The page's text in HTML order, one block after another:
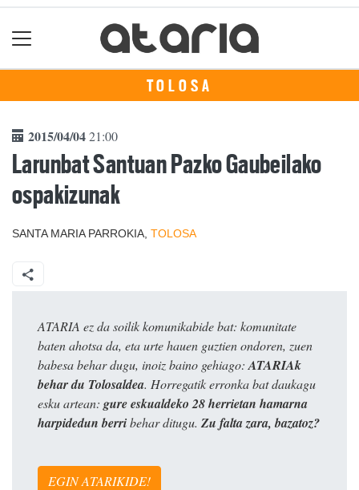
TOLOSA
2015/04/0421:00
Larunbat Santuan Pazko Gaubeilako
ospakizunak
SANTA MARIA PARROKIA, TOLOSA
ATARIA ez da soilik komunikabide bat: komunitate
baten ahotsa da, eta urte hauen guztien ondoren, zuen
babesa behar dugu, inoiz baino gehiago:ATARIAk
behar du Tolosaldea. Horregatik erronka bat daukagu
esku artean: gure eskualdeko 28 herrietan hamarna
harpidedun berribehar ditugu. Zu falta zara, bazatoz?
EGIN ATARIKIDE!